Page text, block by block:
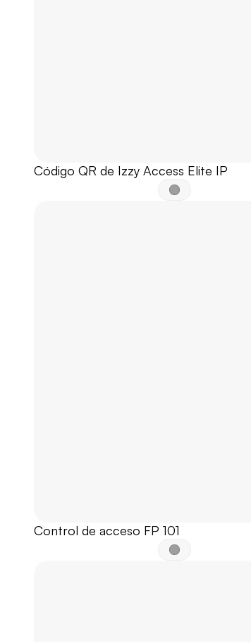
Código QR de Izzy Access Elite IP
Control de acceso FP 101